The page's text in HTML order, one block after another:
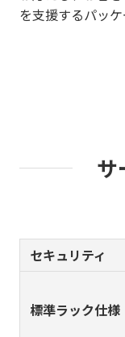
を支援するパッケ
サ
セキュリティ
標準ラック仕様